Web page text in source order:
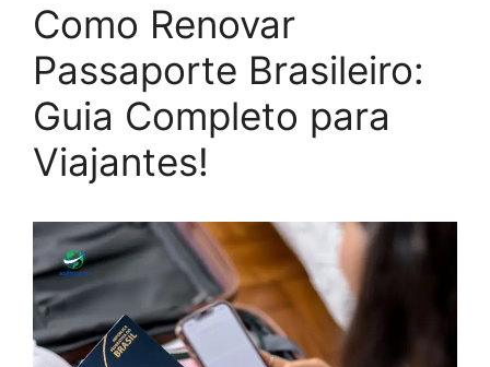
Como Renovar
Passaporte Brasileiro:
Guia Completo para
Viajantes!